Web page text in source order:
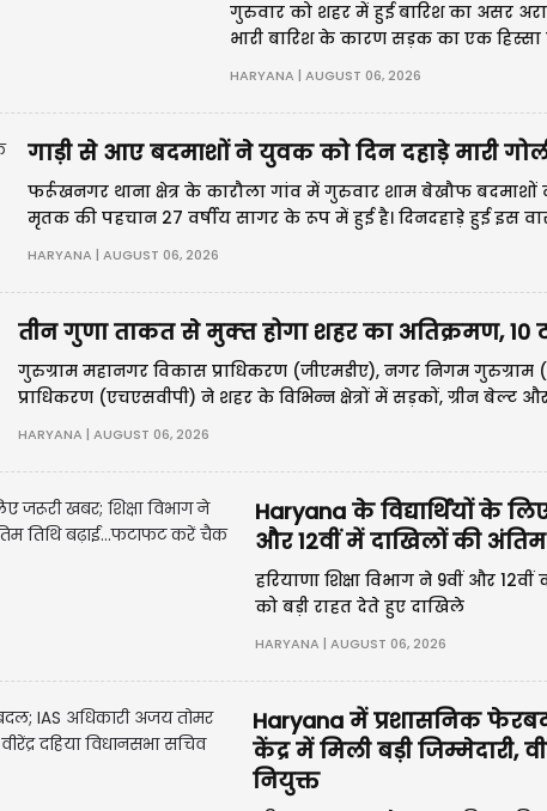
गुरुवार को शहर में हुई बारिश का असर
भारी बारिश के कारण सड़क का एक हिस्सा
HARYANA | AUGUST 06, 2026
गाड़ी से आए बदमाशों ने युवक को दिन दहाड़े मारी
फर्रूखनगर थाना क्षेत्र के कारौला गांव में गुरुवार शाम बेखौफ
मृतक की पहचान 27 वर्षीय सागर के रूप में हुई है। दिनदहाड़े हुई इस
HARYANA | AUGUST 06, 2026
तीन गुणा ताकत से मुक्‍त होगा शहर का अति‍क्रमण, 10
गुरुग्राम महानगर विकास प्राधिकरण (जीएमडीए), नगर निगम गुरुग्राम
प्राधिकरण (एचएसवीपी) ने शहर के विभिन्न क्षेत्रों में सड़कों, ग्रीन बेल्ट
की तैयारी कर ली है।
HARYANA | AUGUST 06, 2026
Haryana के विद्यार्थियों के
और 12वीं में दाखिलों की
हरियाणा शिक्षा विभाग ने 9वीं और
को बड़ी राहत देते हुए दाखिले
HARYANA | AUGUST 06, 2026
Haryana में प्रशासनिक
केंद्र में मिली बड़ी जिम्मेदारी,
नियुक्त